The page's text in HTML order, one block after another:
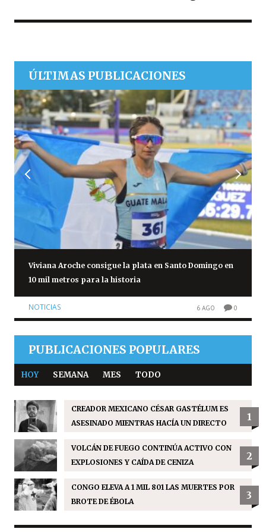
ÚLTIMAS PUBLICACIONES
Viviana Aroche consigue la plata en Santo Domingo en
10 mil metros para la historia
NOTICIAS 6 AGO 0
PUBLICACIONES POPULARES
HOY SEMANA MES TODO
CREADOR MEXICANO CÉSAR GASTÉLUM ES
ASESINADO MIENTRAS HACÍA UN DIRECTO
1
VOLCÁN DE FUEGO CONTINÚA ACTIVO CON
EXPLOSIONES Y CAÍDA DE CENIZA
2
CONGO ELEVA A 1 MIL 801 LAS MUERTES POR
BROTE DE ÉBOLA
3